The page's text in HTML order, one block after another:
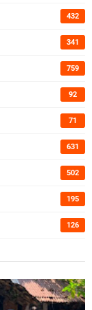
432
341
759
92
71
631
502
195
126